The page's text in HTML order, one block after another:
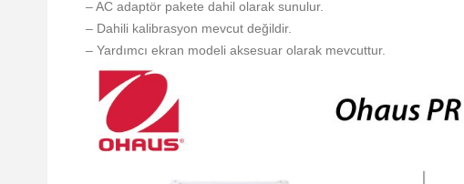
– AC adaptör pakete dahil olarak sunulur.
– Dahili kalibrasyon mevcut değildir.
– Yardımcı ekran modeli aksesuar olarak mevcuttur.